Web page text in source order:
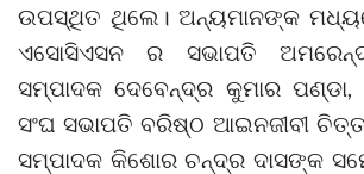
ଉପସ୍ଥିତ ଥିଲେ। ଅନ୍ୟମାନଙ୍କ
ଏସୋସିଏସନ ର ସଭାପତି
ସମ୍ପାଦକ ଦେବେନ୍ଦ୍ର କୁମାର
ସଂଘ ସଭାପତି ବରିଷ୍ଠ ଆଇନଜୀବୀ
ସମ୍ପାଦକ କିଶୋର ଚନ୍ଦ୍ର ଦାସଙ୍କ